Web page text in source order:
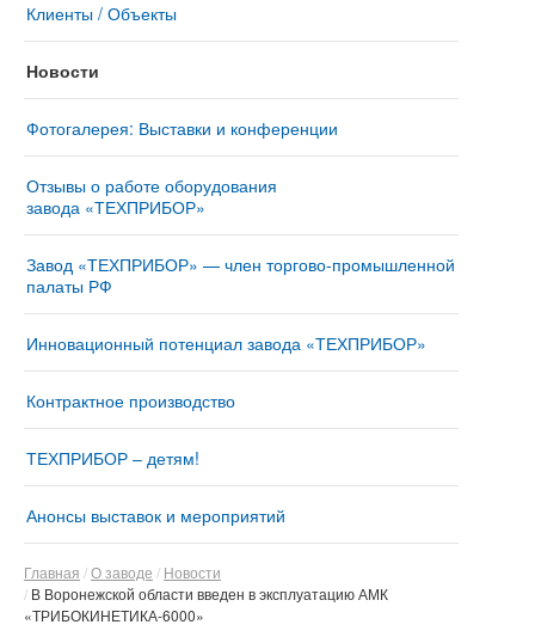
Клиенты / Объекты
Новости
Фотогалерея: Выставки и конференции
Отзывы о работе оборудования
завода «ТЕХПРИБОР»
Завод «ТЕХПРИБОР» — член торгово-промышленной
палаты РФ
Инновационный потенциал завода «ТЕХПРИБОР»
Контрактное производство
ТЕХПРИБОР – детям!
Анонсы выставок и мероприятий
Главная О заводе
Новости
В Воронежской области введен в эксплуатацию АМК
«ТРИБОКИНЕТИКА-6000»